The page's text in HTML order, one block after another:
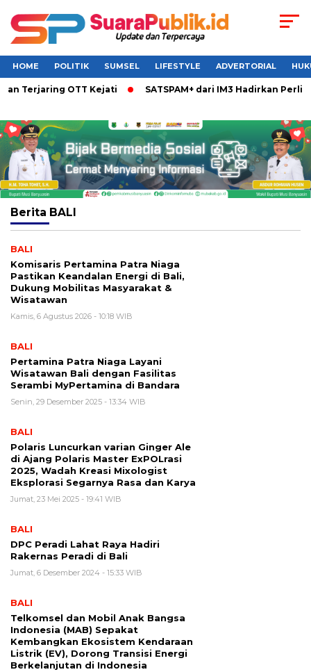
HOME POLITIK SUMSEL LIFESTYLE ADVERTORIAL
OTT Kejati SATSPAM+ dari IM3 Hadirkan
Berita BALI
BALI
Komisaris Pertamina Patra Niaga
Pastikan Keandalan Energi di Bali,
Dukung Mobilitas Masyarakat &
Wisatawan
Kamis, 6 Agustus 2026 - 10:18 WIB
BALI
Pertamina Patra Niaga Layani
Wisatawan Bali dengan Fasilitas
Serambi MyPertamina di Bandara
Senin, 29 Desember 2025 - 13:34 WIB
BALI
Polaris Luncurkan varian Ginger Ale
di Ajang Polaris Master ExPOLrasi
2025, Wadah Kreasi Mixologist
Eksplorasi Segarnya Rasa dan Karya
Jumat, 23 Mei 2025 - 19:41 WIB
BALI
DPC Peradi Lahat Raya Hadiri
Rakernas Peradi di Bali
Jumat, 6 Desember 2024 - 15:33 WIB
BALI
Telkomsel dan Mobil Anak Bangsa
Indonesia (MAB) Sepakat
Kembangkan Ekosistem Kendaraan
Listrik (EV), Dorong Transisi Energi
Berkelanjutan di Indonesia